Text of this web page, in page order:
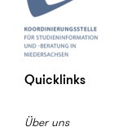
Quicklinks
Über uns